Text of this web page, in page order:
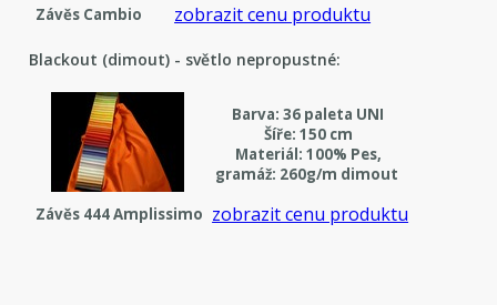
Závěs Cambio
zobrazit cenu produktu
Blackout (dimout) - světlo nepropustné:
Barva: 36 paleta UNI
Šíře: 150 cm
Materiál: 100% Pes,
gramáž: 260g/m dimout
Závěs 444 Amplissimo zobrazit cenu produktu